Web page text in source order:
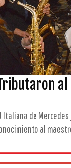
Italiana de
al